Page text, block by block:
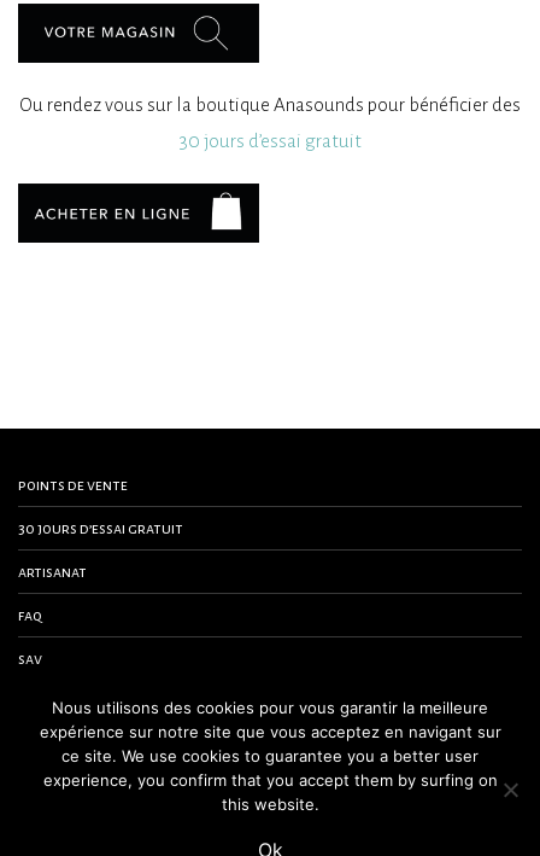
Ou rendez vous sur la boutique Anasounds pour bénéficier des
30 jours d’essai gratuit
points de vente
30 jours d’essai gratuit
artisanat
faq
sav
contactez-nous
conditions générales de vente
mentions légales
Nous utilisons des cookies pour vous garantir la meilleure
expérience sur notre site que vous acceptez en navigant sur
ce site. We use cookies to guarantee you a better user
experience, you confirm that you accept them by surfing on
this website.
Ok